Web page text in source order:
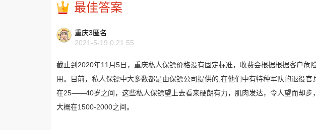
最佳答案
重庆3匿名
2021-5-19 0:21:55
截止到2020年11月5日，重庆私人保镖价格没有固定标准，收费会根据根据客户危
用。目前，私人保镖中大多数都是由保镖公司提供的,在他们中有特种军队的退役
在25——40岁之间，这些私人保镖望上去看来硬朗有力，肌肉发达，令人望而却步
大概在1500-2000之间。